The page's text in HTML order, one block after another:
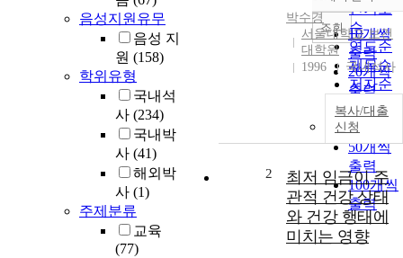
음성지원유무
음성 지
원 (158)
학위유형
국내석
사 (234)
국내박
사 (41)
해외박
사 (1)
주제분류
교육
(77)
인기도
순
연도순
제목순
저자순
발행기
관순
10개씩
출력
20개씩
출력
30개씩
출력
50개씩
출력
100개씩
출력
조회
박수경
서울대학교 보건
대학원
1996
국내석사
복사/대출
신청
2
최저 임금이 주
관적 건강 상태
와 건강 행태에
미치는 영향